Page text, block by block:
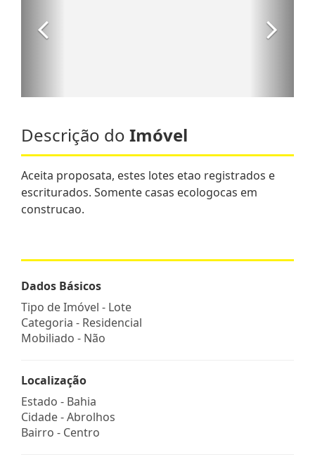
Descrição do Imóvel
Aceita proposata, estes lotes etao registrados e
escriturados. Somente casas ecologocas em
construcao.
Dados Básicos
Tipo de Imóvel - Lote
Categoria - Residencial
Mobiliado - Não
Localização
Estado - Bahia
Cidade -Abrolhos
Bairro - Centro